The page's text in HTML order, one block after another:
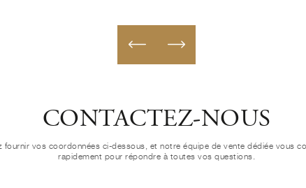
CONTACTEZ-NOUS
fournir vos coordonnées ci-dessous, et notre équipe de vente dédiée vous
rapidement pour répondre à toutes vos questions.